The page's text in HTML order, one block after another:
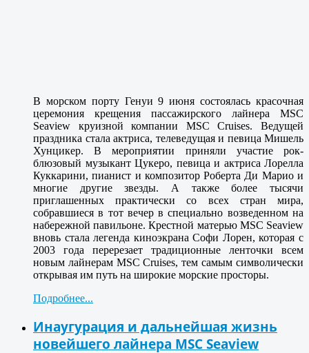
В морском порту Генуи 9 июня состоялась красочная
церемония крещения пассажирского лайнера MSC
Seaview круизной компании MSC Cruises. Ведущей
праздника стала актриса, телеведущая и певица Мишель
Хунцикер. В мероприятии приняли участие рок-
блюзовый музыкант Цукеро, певица и актриса Лорелла
Куккарини, пианист и композитор Роберта Ди Марио и
многие другие звезды. А также более тысячи
приглашенных практически со всех стран мира,
собравшиеся в тот вечер в специально возведенном на
набережной павильоне. Крестной матерью MSC Seaview
вновь стала легенда киноэкрана Софи Лорен, которая с
2003 года перерезает традиционные ленточки всем
новым лайнерам MSC Cruises, тем самым символически
открывая им путь на широкие морские просторы.
Подробнее...
Инаугурация и дальнейшая жизнь
новейшего лайнера MSC Seaview